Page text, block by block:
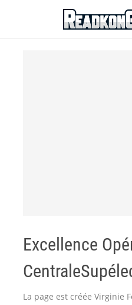
ReadkonG
Excellence
La page est créée Virginie